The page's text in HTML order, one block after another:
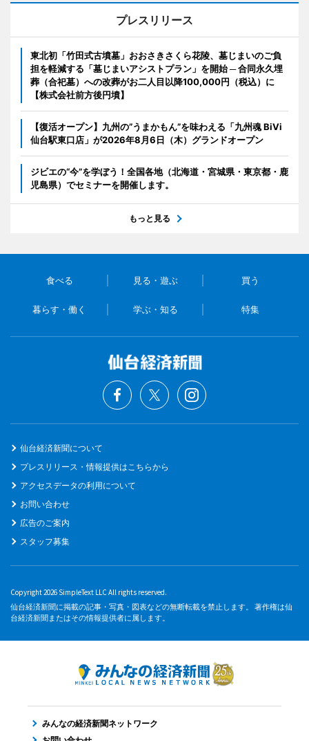
プレスリリース
東北初「竹田式古墳墓」おおさきさくら花陵、墓じまいのご負
担を軽減する「墓じまいアシストプラン」を開始 ─ 合同永久埋
葬（合祀墓）への改葬がお二人目以降100,000円（税込）に
【株式会社前方後円墳】
【復活オープン】九州の”うまかもん”を味わえる「九州魂 BiVi
仙台駅東口店」が2026年8月6日（木）グランドオープン
ジビエの“今”を学ぼう！全国各地（北海道・宮城県・東京都・鹿
児島県）でセミナーを開催します。
もっと見る
食べる 見る・遊ぶ 買う
暮らす・働く 学ぶ・知る 特集
仙台経済新聞について
プレスリリース・情報提供はこちらから
アクセスデータの利用について
お問い合わせ
広告のご案内
スタッフ募集
Copyright 2026 SimpleText LLC All rights reserved.
仙台経済新聞に掲載の記事・写真・図表などの無断転載を禁止します。 著作権は仙
台経済新聞またはその情報提供者に属します。
みんなの経済新聞ネットワーク